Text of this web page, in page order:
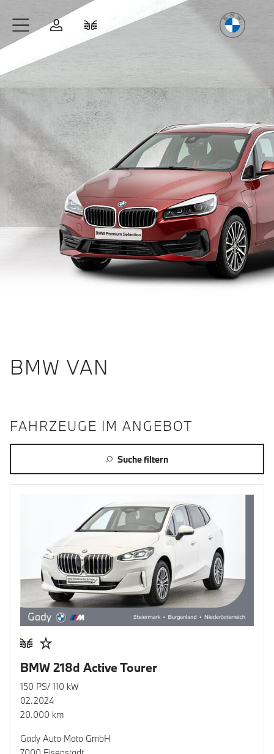
Zum Hauptinhalt springen
AnmeldenFahrzeugvergleich
Freude
BMW VAN
FAHRZEUGE IM ANGEBOT
Suche filtern
BMW 218d Active Tourer
150 PS/ 110 kW
02.2024
20.000 km
Gady Auto Moto GmbH